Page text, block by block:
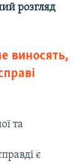
розгляд
виносять,
та
є